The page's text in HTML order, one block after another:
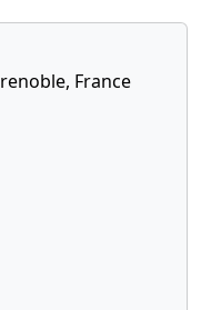
France